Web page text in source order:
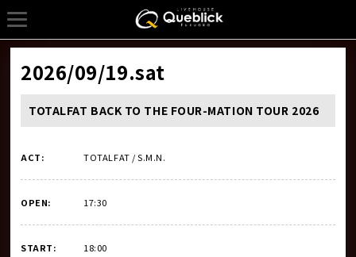
2026/09/19.sat
TOTALFAT BACK TO THE FOUR-MATION TOUR 2026
ACT: TOTALFAT / S.M.N.
OPEN: 17:30
START: 18:00